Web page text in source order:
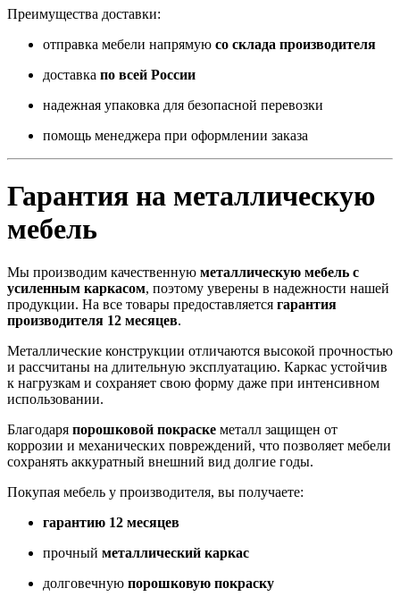
Преимущества доставки:
отправка мебели напрямую со склада производителя
доставка по всей России
надежная упаковка для безопасной перевозки
помощь менеджера при оформлении заказа
Гарантия на металлическую
мебель
Мы производим качественную металлическую мебель с
усиленным каркасом, поэтому уверены в надежности нашей
продукции. На все товары предоставляется гарантия
производителя 12 месяцев.
Металлические конструкции отличаются высокой прочностью
и рассчитаны на длительную эксплуатацию. Каркас устойчив
к нагрузкам и сохраняет свою форму даже при интенсивном
использовании.
Благодаря порошковой покраске металл защищен от
коррозии и механических повреждений, что позволяет мебели
сохранять аккуратный внешний вид долгие годы.
Покупая мебель у производителя, вы получаете:
гарантию 12 месяцев
прочный металлический каркас
долговечную порошковую покраску